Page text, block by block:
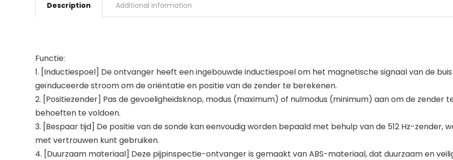
Description Additional information
Functie:
1. [Inductiespoel] De ontvanger heeft een ingebouwde inductiespoel om het magnetische signaal van de
geïnduceerde stroom om de oriëntatie en positie van de zender te berekenen.
2. [Positiezender] Pas de gevoeligheidsknop, modus (maximum) of nulmodus (minimum) aan om de zender
behoeften te voldoen.
3. [Bespaar tijd] De positie van de sonde kan eenvoudig worden bepaald met behulp van de 512 Hz-zender,
met vertrouwen kunt gebruiken.
4. [Duurzaam materiaal] Deze pijpinspectie-ontvanger is gemaakt van ABS-materiaal, dat duurzaam en